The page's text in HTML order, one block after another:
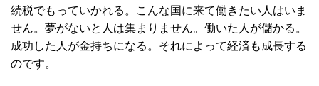
続税でもっていかれる。こんな国に来て働きたい人はいま
せん。夢がないと人は集まりません。働いた人が儲かる。
成功した人が金持ちになる。それによって経済も成長する
のです。